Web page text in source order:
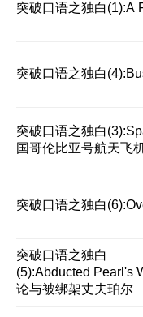
突破口语之独白(1):A
突破口语之独白
突破口语之独白
国哥伦比亚号航天飞
突破口语之独白
突破口语之独白
(5):Abducted Pearl's
论与被绑架丈夫珀尔